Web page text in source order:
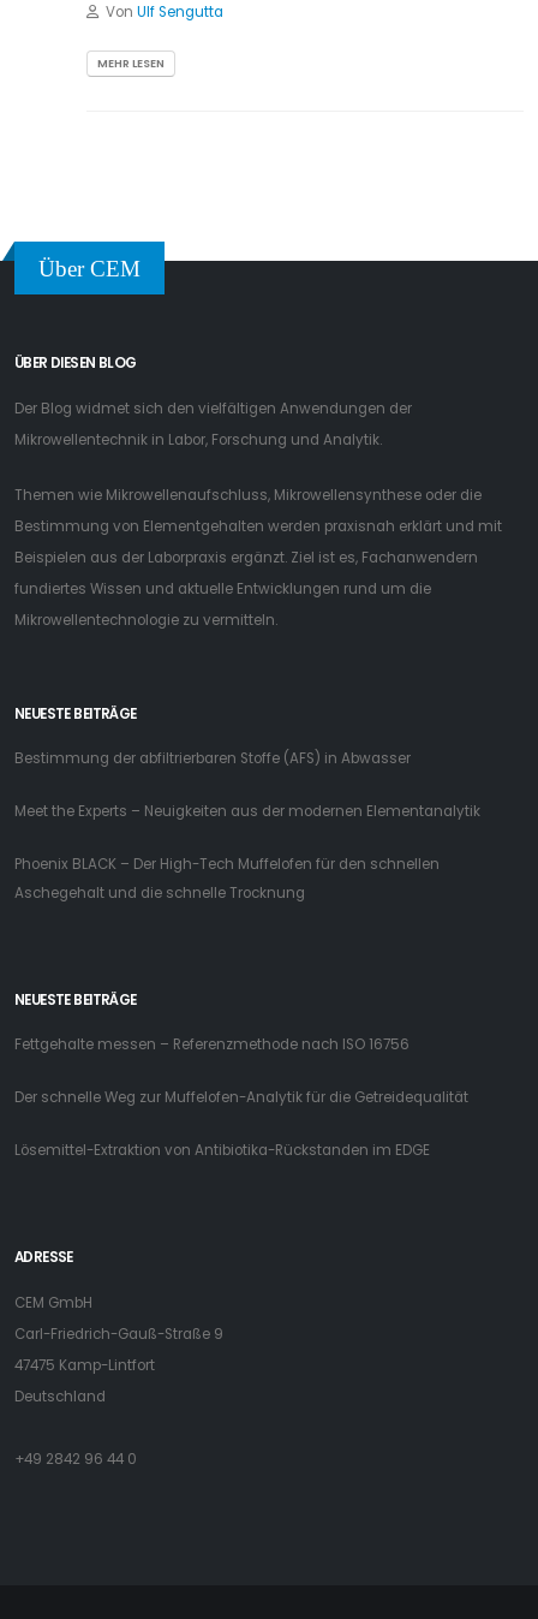
Von Ulf Sengutta
MEHR LESEN
Über CEM
ÜBER DIESEN BLOG
Der Blog widmet sich den vielfältigen Anwendungen der
Mikrowellentechnik in Labor, Forschung und Analytik.
Themen wie Mikrowellenaufschluss, Mikrowellensynthese oder die
Bestimmung von Elementgehalten werden praxisnah erklärt und mit
Beispielen aus der Laborpraxis ergänzt. Ziel ist es, Fachanwendern
fundiertes Wissen und aktuelle Entwicklungen rund um die
Mikrowellentechnologie zu vermitteln.
NEUESTE BEITRÄGE
Bestimmung der abfiltrierbaren Stoffe (AFS) in Abwasser
Meet the Experts – Neuigkeiten aus der modernen Elementanalytik
Phoenix BLACK – Der High-Tech Muffelofen für den schnellen
Aschegehalt und die schnelle Trocknung
NEUESTE BEITRÄGE
Fettgehalte messen – Referenzmethode nach ISO 16756
Der schnelle Weg zur Muffelofen-Analytik für die Getreidequalität
Lösemittel-Extraktion von Antibiotika-Rückstanden im EDGE
ADRESSE
CEM GmbH
Carl-Friedrich-Gauß-Straße 9
47475 Kamp-Lintfort
Deutschland
+49 2842 96 44 0